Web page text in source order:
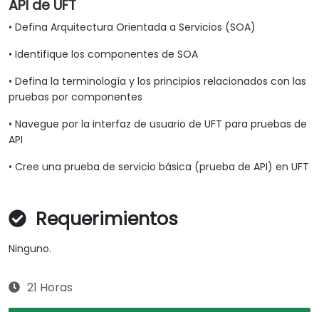
API de UFT
• Defina Arquitectura Orientada a Servicios (SOA)
• Identifique los componentes de SOA
• Defina la terminología y los principios relacionados con las
pruebas por componentes
• Navegue por la interfaz de usuario de UFT para pruebas de
API
• Cree una prueba de servicio básica (prueba de API) en UFT
Requerimientos
Ninguno.
21 Horas